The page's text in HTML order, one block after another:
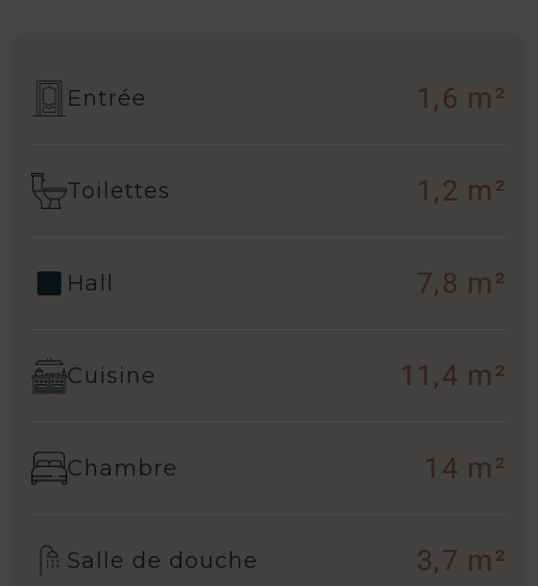
Entrée 1,6 m²
Toilettes 1,2 m²
Hall 7,8 m²
Cuisine 11,4 m²
Chambre 14 m²
Salle de douche 3,7 m²